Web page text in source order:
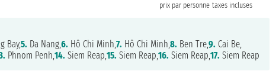
prix par personne taxes incluses
Bay,5. Da Nang,6. Hô Chi Minh,7. Hô Chi Minh,8. Ben Tre,9. Cai Be,
Phnom Penh,14. Siem Reap,15. Siem Reap,16. Siem Reap,17. Siem Reap